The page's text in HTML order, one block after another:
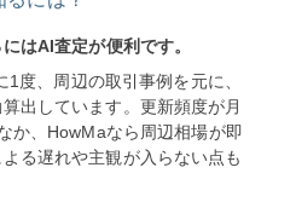
はAI査定が便利です。
度、周辺の取引事例を元に、
出しています。更新頻度が月
か、HowMaなら周辺相場が即
る遅れや主観が入らない点も